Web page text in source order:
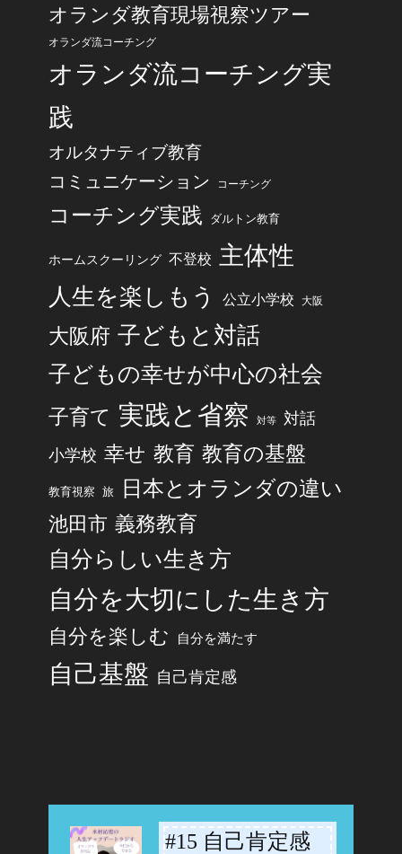
オランダ教育現場視察ツアー
オランダ流コーチング
オランダ流コーチング実
践
オルタナティブ教育
コミュニケーション コーチング
コーチング実践 ダルトン教育
ホームスクーリング 不登校 主体性
人生を楽しもう 公立小学校 大阪
大阪府 子どもと対話
子どもの幸せが中心の社会
子育て 実践と省察 対等 対話
小学校 幸せ 教育 教育の基盤
教育視察 旅 日本とオランダの違い
池田市 義務教育
自分らしい生き方
自分を大切にした生き方
自分を楽しむ 自分を満たす
自己基盤 自己肯定感
#15 自己肯定感
-